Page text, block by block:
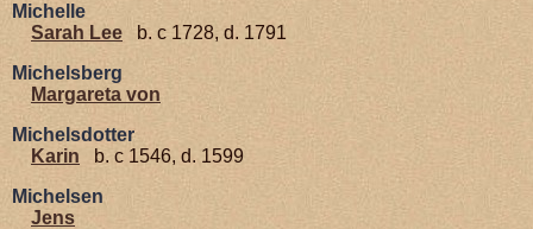
Michelle
Sarah Lee
b. c 1728, d. 1791
Michelsberg
Margareta von
Michelsdotter
Karin
b. c 1546, d. 1599
Michelsen
Jens